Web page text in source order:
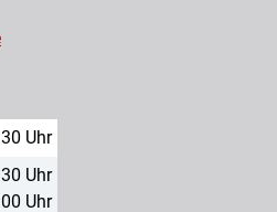
Uhr
Uhr
Uhr